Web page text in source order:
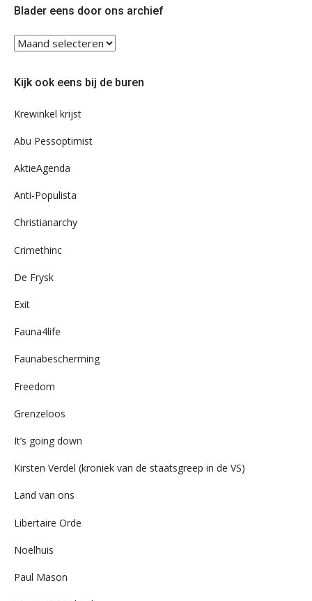
Blader eens door ons archief
Blader
eens
ons
Kijk ook eens bij de buren
Krewinkel krijst
Abu Pessoptimist
AktieAgenda
Anti-Populista
Christianarchy
Crimethinc
De Frysk
Exit
Fauna4life
Faunabescherming
Freedom
Grenzeloos
It’s going down
Kirsten Verdel (kroniek van de staatsgreep in de VS)
Land van ons
Libertaire Orde
Noelhuis
Paul Mason